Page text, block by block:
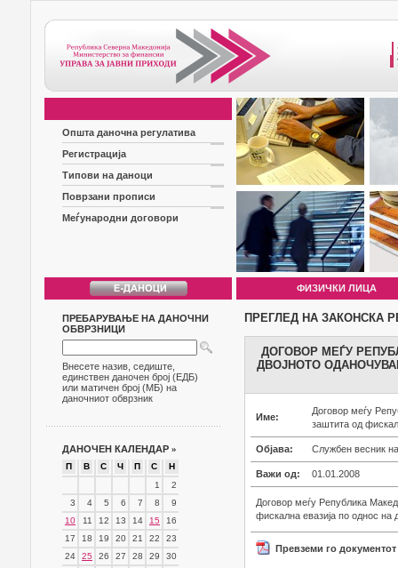
Општа даночна регулатива
Регистрација
Типови на даноци
Поврзани прописи
Меѓународни договори
ФИЗИЧКИ ЛИЦА
ПРЕБАРУВАЊЕ НА ДАНОЧНИ
ОБВРЗНИЦИ
Внесете назив, седиште,
единствен даночен број (ЕДБ)
или матичен број (МБ) на
даночниот обврзник
ДАНОЧЕН КАЛЕНДАР »
П В С Ч П С
Н
1
2
3
4 5 6 7 8
9
10
11 12 13 14 15
16
17
18 19 20 21 22
23
24
25 26 27 28 29
30
ПРЕГЛЕД НА ЗАКОНСКА
ДОГОВОР МЕЃУ
ДВОЈНОТО
Име:
Договор меѓу
заштита од
Објава: Службен весник
Важи од: 01.01.2008
Договор меѓу Република
фискална евазија по однос на
Превземи го документот